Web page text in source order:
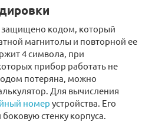
защищено кодом, который
магнитолы и повторной ее
4 символа, при
прибор работать не
потеряна, можно
Для вычисления
номер устройства. Его
стенку корпуса.